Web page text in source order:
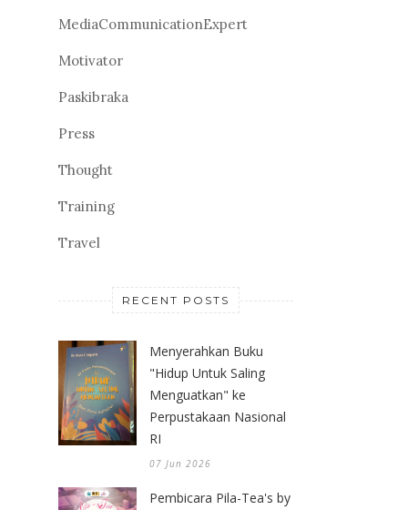
MediaCommunicationExpert
Motivator
Paskibraka
Press
Thought
Training
Travel
RECENT POSTS
Menyerahkan Buku
"Hidup Untuk Saling
Menguatkan" ke
Perpustakaan Nasional
RI
07 Jun 2026
Pembicara Pila-Tea's by